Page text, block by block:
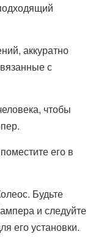
аккуратно
с
чтобы
его в
Будьте
и следуйте
его установки.